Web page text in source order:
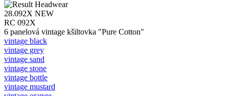
28.092X NEW
RC 092X
6 panelová vintage kšiltovka "Pure Cotton"
vintage black
vintage grey
vintage sand
vintage stone
vintage bottle
vintage mustard